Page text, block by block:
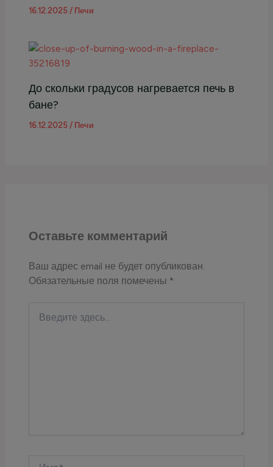
16.12.2025 / Печи
До скольки градусов нагревается печь в
бане?
16.12.2025/ Печи
Оставьте комментарий
Ваш адрес email не будет опубликован.
Обязательные поля помечены *
здесь...